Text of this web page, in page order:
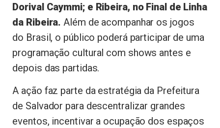
Dorival Caymmi; e Ribeira, no Final de Linha
da Ribeira. Além de acompanhar os jogos
do Brasil, o público poderá participar de uma
programação cultural com shows antes e
depois das partidas.
A ação faz parte da estratégia da Prefeitura
de Salvador para descentralizar grandes
eventos, incentivar a ocupação dos espaços